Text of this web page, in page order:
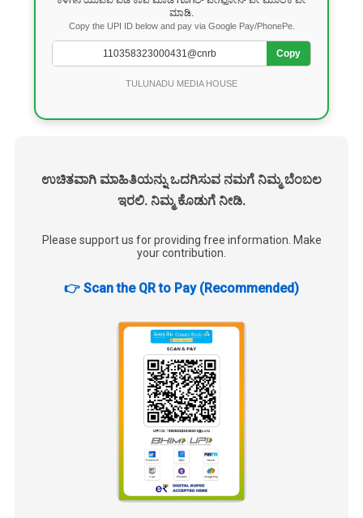
ಮಾಡಿ.
Copy the UPI ID below and pay via Google Pay/PhonePe.
Copy
TULUNADU MEDIA HOUSE
ಉಚಿತವಾಗಿ ಮಾಹಿತಿಯನ್ನು ಒದಗಿಸುವ ನಮಗೆ ನಿಮ್ಮ ಬೆಂಬಲ
ಇರಲಿ. ನಿಮ್ಮ ಕೊಡುಗೆ ನೀಡಿ.
Please support us for providing free information. Make
your contribution.
👉 Scan the QR to Pay (Recommended)